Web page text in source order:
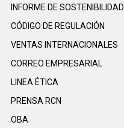
INFORME DE SOSTENIBILIDAD
CÓDIGO DE REGULACIÓN
VENTAS INTERNACIONALES
CORREO EMPRESARIAL
LINEA ÉTICA
PRENSA RCN
OBA